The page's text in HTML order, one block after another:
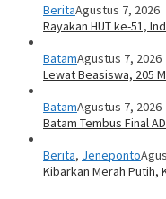
BeritaAgustus 7, 2026
Rayakan HUT ke-51,
BatamAgustus 7, 2026
Lewat Beasiswa, 205
BatamAgustus 7, 2026
Batam Tembus Final
Berita, Jeneponto
Kibarkan Merah Putih,